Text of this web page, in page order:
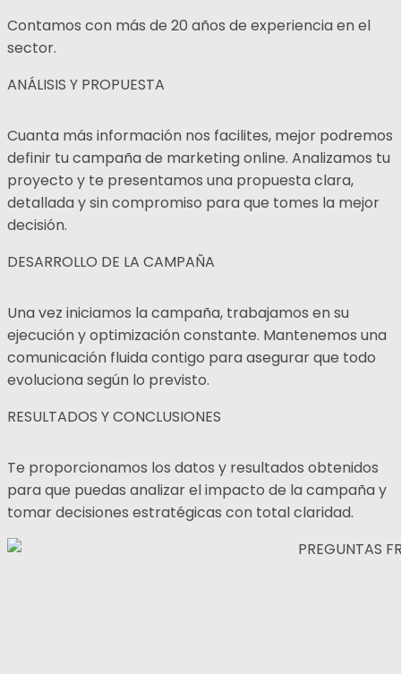
Contamos con más de 20 años de experiencia en el
sector.
ANÁLISIS Y PROPUESTA
Cuanta más información nos facilites, mejor podremos
definir tu campaña de marketing online. Analizamos tu
proyecto y te presentamos una propuesta clara,
detallada y sin compromiso para que tomes la mejor
decisión.
DESARROLLO DE LA CAMPAÑA
Una vez iniciamos la campaña, trabajamos en su
ejecución y optimización constante. Mantenemos una
comunicación fluida contigo para asegurar que todo
evoluciona según lo previsto.
RESULTADOS Y CONCLUSIONES
Te proporcionamos los datos y resultados obtenidos
para que puedas analizar el impacto de la campaña y
tomar decisiones estratégicas con total claridad.